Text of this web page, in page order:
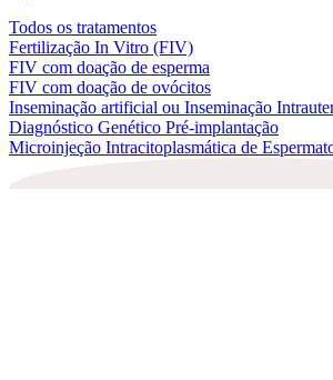
Todos os tratamentos
Fertilização In Vitro (FIV)
FIV com doação de esperma
FIV com doação de ovócitos
Inseminação artificial ou Inseminação
Diagnóstico Genético Pré-implantação
Microinjeção Intracitoplasmática de